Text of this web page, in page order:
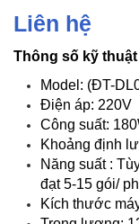
Liên hệ
Thông số kỹ thuật
Model: (ĐT-
Điện áp: 220V
Công suất:
Khoảng định
Năng suất :
đạt 5-15 gói/
Kích thước